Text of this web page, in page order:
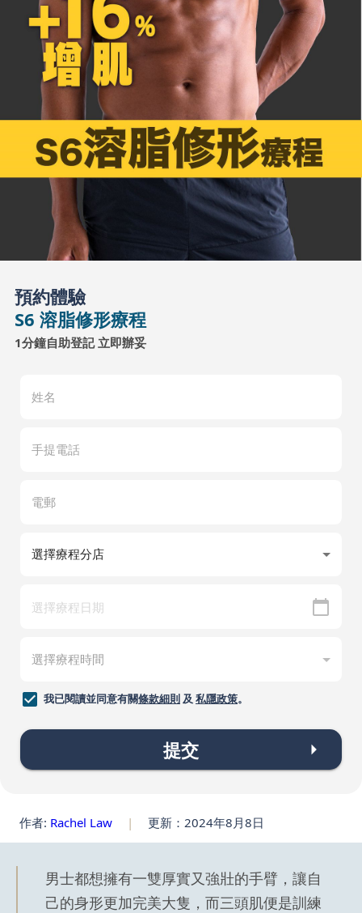
預約體驗
S6 溶脂修形療程
1分鐘自助登記 立即辦妥
我已閱讀並同意有關條款細則及 私隱政策。
提交
作者: Rachel Law | 更新：2024年8月8日
男士都想擁有一雙厚實又強壯的手臂，讓自
己的身形更加完美大隻，而三頭肌便是訓練